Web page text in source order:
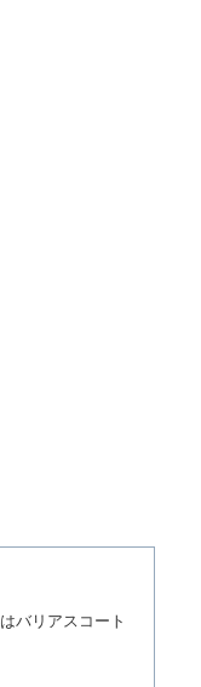
バリアスコート